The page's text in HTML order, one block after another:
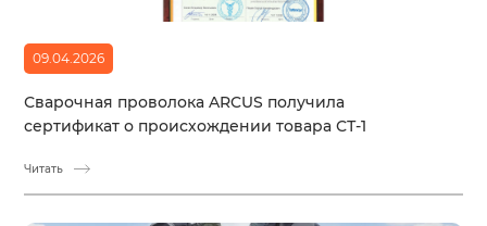
09.04.2026
Сварочная проволока ARCUS получила
сертификат о происхождении товара СТ-1
Читать